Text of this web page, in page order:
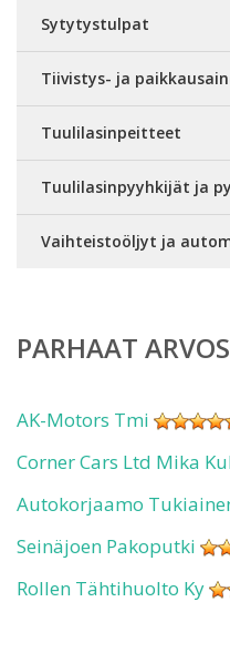
Sytytystulpat
Tiivistys- ja
Tuulilasinpeitteet
Tuulilasinpyyhkijät ja
Vaihteistoöljyt ja
PARHAAT
AK-Motors Tmi
Corner Cars Ltd Mika
Autokorjaamo
Seinäjoen Pakoputki
Rollen Tähtihuolto Ky